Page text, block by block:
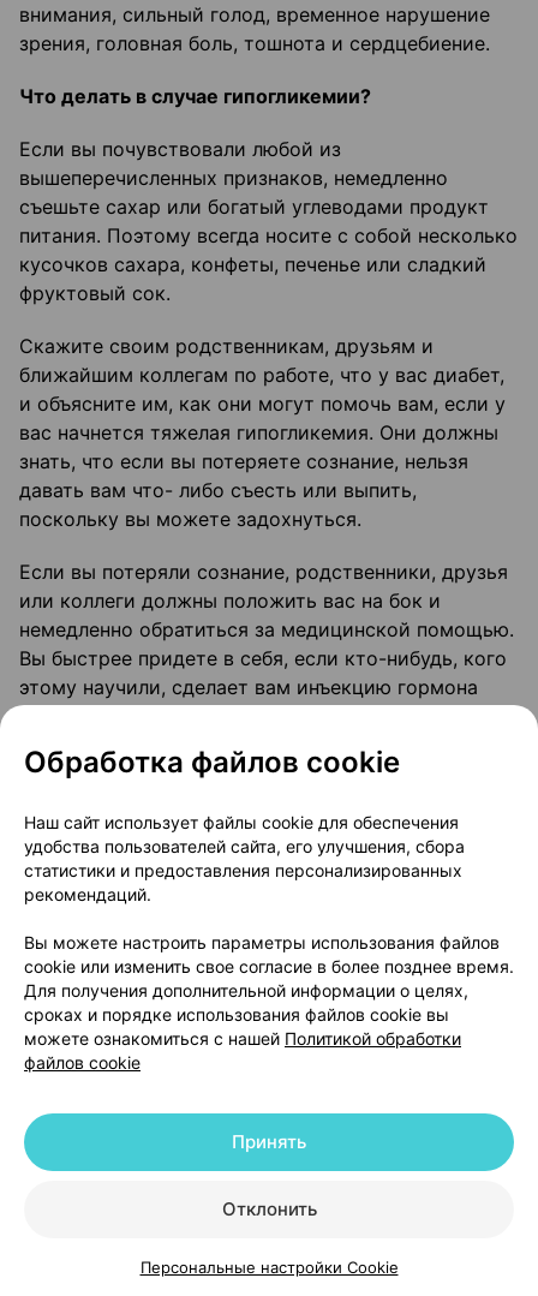
КаталогКорзинаИзбранноеПрофиль
внимания, сильный голод, временное нарушение
зрения, головная боль, тошнота и сердцебиение.
Что делать в случае гипогликемии?
Если вы почувствовали любой из
вышеперечисленных признаков, немедленно
съешьте сахар или богатый углеводами продукт
питания. Поэтому всегда носите с собой несколько
кусочков сахара, конфеты, печенье или сладкий
фруктовый сок.
Скажите своим родственникам, друзьям и
ближайшим коллегам по работе, что у вас диабет,
и объясните им, как они могут помочь вам, если у
вас начнется тяжелая гипогликемия. Они должны
знать, что если вы потеряете сознание, нельзя
давать вам что- либо съесть или выпить,
поскольку вы можете задохнуться.
Если вы потеряли сознание, родственники, друзья
или коллеги должны положить вас на бок и
немедленно обратиться за медицинской помощью.
Вы быстрее придете в себя, если кто-нибудь, кого
этому научили, сделает вам инъекцию гормона
вы придете в сознание, вам все равно следует
съесть сахар или какой-либо сахаросодержащий
глюкагона сознание не восстановилось, вам
необходимо лечение в больнице.
произошла гипогликемия с потерей сознания,
обратитесь к врачу, так как вам, возможно,
необходимо скорректировать дозу инсулина.
Если тяжелую гипогликемию не лечить, она может
головного мозга и смерть.
Что может привести к гипергликемии (слишком
повышением температуры или съели больше
Обработка файлов cookie
Наш сайт использует файлы cookie для обеспечения
удобства пользователей сайта, его улучшения, сбора
статистики и предоставления персонализированных
рекомендаций.
Вы можете настроить параметры использования файлов
cookie или изменить свое согласие в более позднее время.
Для получения дополнительной информации о целях,
сроках и порядке использования файлов cookie вы
можете ознакомиться с нашей Политикой обработки
файлов cookie
Отклонить
Принять
Персональные настройки Cookie